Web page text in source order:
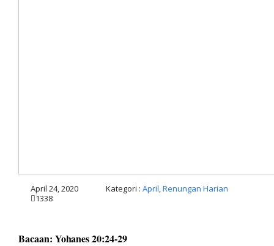
April 24, 2020 Kategori : April,Renungan Harian
1338
Bacaan: Yohanes 20:24-29